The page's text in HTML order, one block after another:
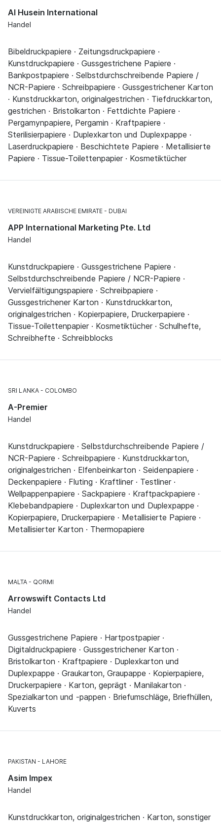
Al Husein International
Handel
Bibeldruckpapiere · Zeitungsdruckpapiere ·
Kunstdruckpapiere · Gussgestrichene Papiere ·
Bankpostpapiere · Selbstdurchschreibende Papiere /
NCR-Papiere · Schreibpapiere · Gussgestrichener Karton
· Kunstdruckkarton, originalgestrichen · Tiefdruckkarton,
gestrichen · Bristolkarton · Fettdichte Papiere ·
Pergamynpapiere, Pergamin · Kraftpapiere ·
Sterilisierpapiere · Duplexkarton und Duplexpappe ·
Laserdruckpapiere · Beschichtete Papiere · Metallisierte
Papiere · Tissue-Toilettenpapier · Kosmetiktücher
VEREINIGTE ARABISCHE EMIRATE DUBAI
APP International Marketing Pte. Ltd
Handel
Kunstdruckpapiere · Gussgestrichene Papiere ·
Selbstdurchschreibende Papiere / NCR-Papiere ·
Vervielfältigungspapiere · Schreibpapiere ·
Gussgestrichener Karton · Kunstdruckkarton,
originalgestrichen · Kopierpapiere, Druckerpapiere ·
Tissue-Toilettenpapier · Kosmetiktücher · Schulhefte,
Schreibhefte · Schreibblocks
SRI LANKA COLOMBO
A-Premier
Handel
Kunstdruckpapiere · Selbstdurchschreibende Papiere /
NCR-Papiere · Schreibpapiere · Kunstdruckkarton,
originalgestrichen · Elfenbeinkarton · Seidenpapiere ·
Deckenpapiere · Fluting · Kraftliner · Testliner ·
Wellpappenpapiere · Sackpapiere · Kraftpackpapiere ·
Klebebandpapiere · Duplexkarton und Duplexpappe ·
Kopierpapiere, Druckerpapiere · Metallisierte Papiere ·
Metallisierter Karton · Thermopapiere
MALTA QORMI
Arrowswift Contacts Ltd
Handel
Gussgestrichene Papiere · Hartpostpapier ·
Digitaldruckpapiere · Gussgestrichener Karton ·
Bristolkarton · Kraftpapiere · Duplexkarton und
Duplexpappe · Graukarton, Graupappe · Kopierpapiere,
Druckerpapiere · Karton, geprägt · Manilakarton ·
Spezialkarton und -pappen · Briefumschläge, Briefhüllen,
Kuverts
PAKISTAN LAHORE
Asim Impex
Handel
Kunstdruckkarton, originalgestrichen · Karton, sonstiger